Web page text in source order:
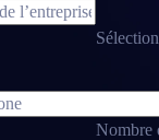
Nombre